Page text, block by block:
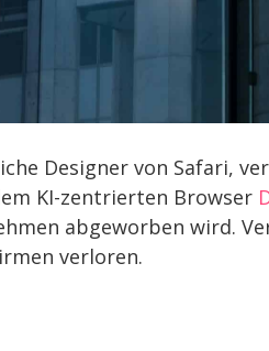
Designer von Safari,
KI-zentrierten Browser
abgeworben wird.
verloren.